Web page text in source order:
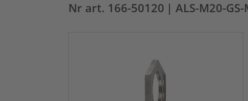
Nr art. 166-50120 | ALS-M20-GS-